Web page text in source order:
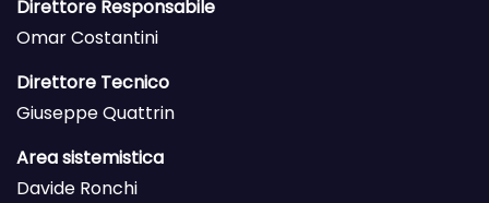
Direttore Responsabile
Omar Costantini
Direttore Tecnico
Giuseppe Quattrin
Area sistemistica
Davide Ronchi